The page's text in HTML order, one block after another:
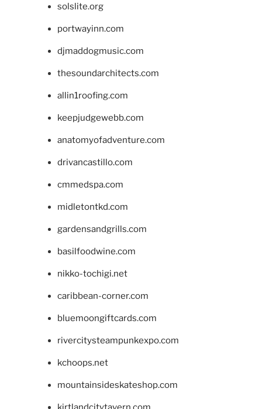
solslite.org
portwayinn.com
djmaddogmusic.com
thesoundarchitects.com
allin1roofing.com
keepjudgewebb.com
anatomyofadventure.com
drivancastillo.com
cmmedspa.com
midletontkd.com
gardensandgrills.com
basilfoodwine.com
nikko-tochigi.net
caribbean-corner.com
bluemoongiftcards.com
rivercitysteampunkexpo.com
kchoops.net
mountainsideskateshop.com